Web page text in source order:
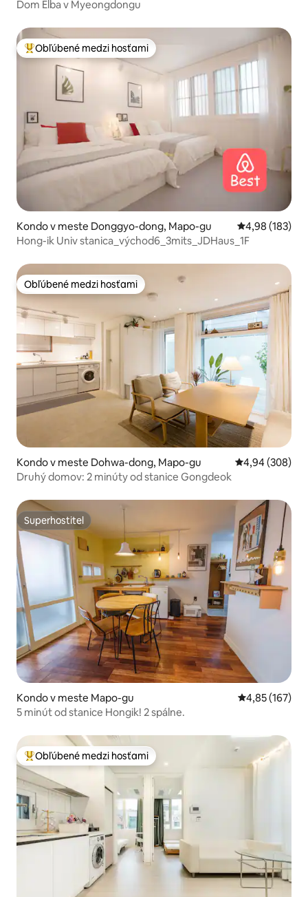
Dom Elba v Myeongdongu
Najobľúbenejšie medzi hosťami
Obľúbené medzi hosťami
Kondo v meste Donggyo-dong, Mapo-gu Priemerné
4,98 (183)
Hong-ik Univ stanica_východ6_3mits_JDHaus_1F
Obľúbené medzi hosťami
Obľúbené medzi hosťami
Kondo v meste Dohwa-dong, Mapo-gu Priemerné
4,94 (308)
Druhý domov: 2 minúty od stanice Gongdeok
Superhostiteľ
Superhostiteľ
Kondo v meste Mapo-gu Priemerné
4,85 (167)
5 minút od stanice Hongik! 2 spálne.
Najobľúbenejšie medzi hosťami
Obľúbené medzi hosťami